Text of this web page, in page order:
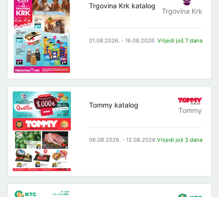
Trgovina Krk katalog
Trgovina Krk
01.08.2026. - 16.08.2026. Vrijedi još 7 dana
Tommy katalog
Tommy
06.08.2026. - 12.08.2026.Vrijedi još 3 dana